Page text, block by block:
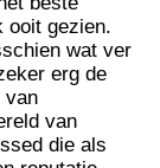
ooit gezien.
wat ver
erg de
van
van
die als